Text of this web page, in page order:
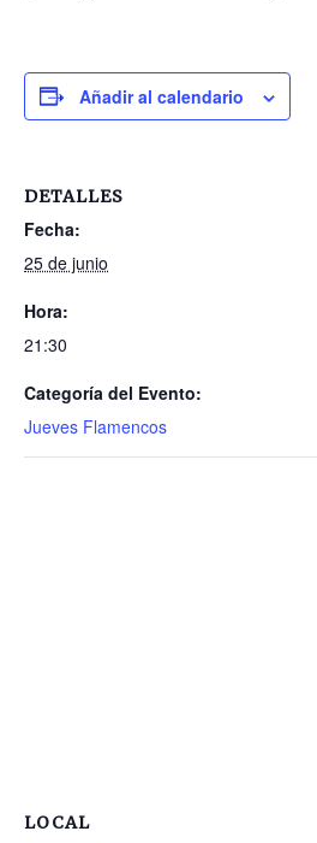
Añadir al calendario
DETALLES
Fecha:
25 de junio
Hora:
21:30
Categoría del Evento:
Jueves Flamencos
LOCAL